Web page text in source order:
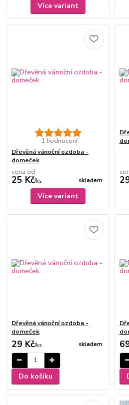
Více variant
1 hodnocení
Dřevěná vánoční ozdoba -
domeček
cena od
25 Kč/ks skladem
Více variant
Dřevěná vánoční ozdoba -
domeček
29 Kč/ks skladem
Do košíku